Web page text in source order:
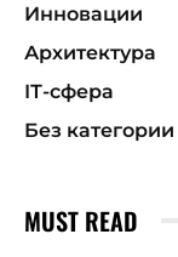
Инновации
Архитектура
ІТ-сфера
Без категории
MUST READ